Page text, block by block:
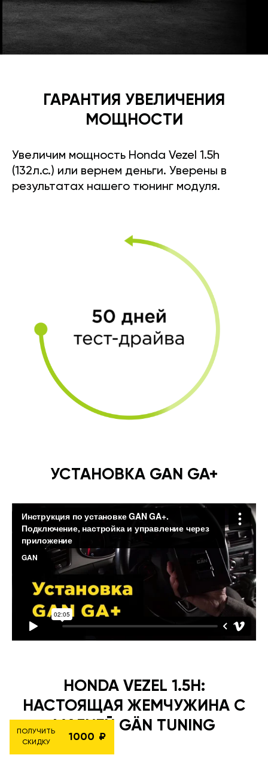
ГАРАНТИЯ УВЕЛИЧЕНИЯ
МОЩНОСТИ
Увеличим мощность Honda Vezel 1.5h
(132л.с.) или вернем деньги. Уверены в
результатах нашего тюнинг модуля.
УСТАНОВКА GAN GA+
HONDA VEZEL 1.5H:
НАСТОЯЩАЯ ЖЕМЧУЖИНА С
МАГИЕЙ GÄN TUNING
ПОЛУЧИТЬ
СКИДКУ
1000